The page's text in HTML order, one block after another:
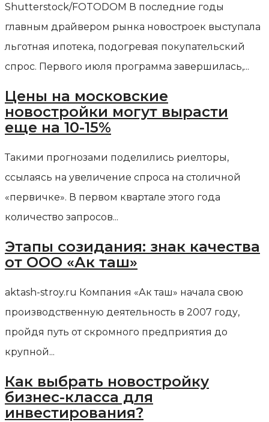
Shutterstock/FOTODOM В последние годы
главным драйвером рынка новостроек выступала
льготная ипотека, подогревая покупательский
спрос. Первого июля программа завершилась,...
Цены на московские
новостройки могут вырасти
еще на 10-15%
Такими прогнозами поделились риелторы,
ссылаясь на увеличение спроса на столичной
«первичке». В первом квартале этого года
количество запросов...
Этапы созидания: знак качества
от ООО «Ак таш»
aktash-stroy.ru Компания «Ак таш» начала свою
производственную деятельность в 2007 году,
пройдя путь от скромного предприятия до
крупной...
Как выбрать новостройку
бизнес-класса для
инвестирования?